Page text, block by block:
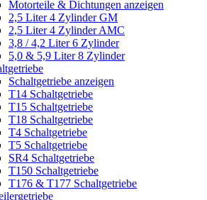
Motorteile & Dichtungen anzeigen
2,5 Liter 4 Zylinder GM
2,5 Liter 4 Zylinder AMC
3,8 / 4,2 Liter 6 Zylinder
5,0 & 5,9 Liter 8 Zylinder
Schaltgetriebe anzeigen
T14 Schaltgetriebe
T15 Schaltgetriebe
T18 Schaltgetriebe
T4 Schaltgetriebe
T5 Schaltgetriebe
SR4 Schaltgetriebe
T150 Schaltgetriebe
T176 & T177 Schaltgetriebe